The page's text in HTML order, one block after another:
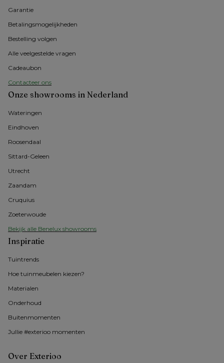
Garantie
Betalingsmogelijkheden
Bestelling volgen
Alle veelgestelde vragen
Cadeaubon
Contacteer ons
Onze showrooms in Nederland
Wateringen
Eindhoven
Roosendaal
Sittard-Geleen
Utrecht
Zaandam
Cruquius
Zoeterwoude
Bekijk alle Benelux showrooms
Inspiratie
Tuintrends
Hoe tuinmeubelen kiezen?
Materialen
Onderhoud
Buitenmomenten
Jullie #exterioo momenten
Over Exterioo